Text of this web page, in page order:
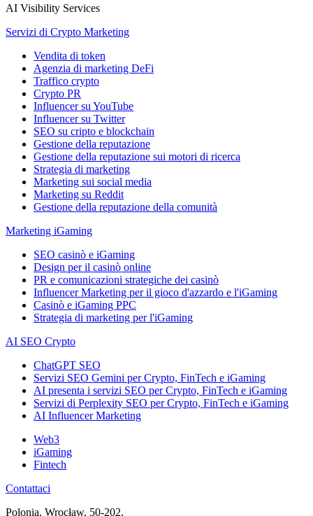
AI Visibility Services
Servizi di Crypto Marketing
Vendita di token
Agenzia di marketing DeFi
Traffico crypto
Crypto PR
Influencer su YouTube
Influencer su Twitter
SEO su cripto e blockchain
Gestione della reputazione
Gestione della reputazione sui motori di ricerca
Strategia di marketing
Marketing sui social media
Marketing su Reddit
Gestione della reputazione della comunità
Marketing iGaming
SEO casinò e iGaming
Design per il casinò online
PR e comunicazioni strategiche dei casinò
Influencer Marketing per il gioco d'azzardo e l'iGaming
Casinò e iGaming PPC
Strategia di marketing per l'iGaming
AI SEO Crypto
ChatGPT SEO
Servizi SEO Gemini per Crypto, FinTech e iGaming
AI presenta i servizi SEO per Crypto, FinTech e iGaming
Servizi di Perplexity SEO per Crypto, FinTech e iGaming
AI Influencer Marketing
Web3
iGaming
Fintech
Contattaci
Polonia, Wrocław, 50-202,